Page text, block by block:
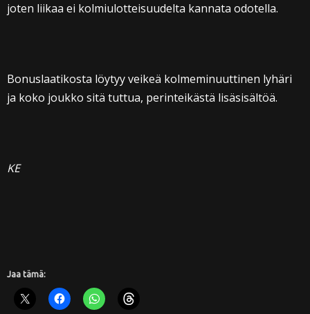
joten liikaa ei kolmiulotteisuudelta kannata odotella.
Bonuslaatikosta löytyy veikeä kolmeminuuttinen lyhäri
ja koko joukko sitä tuttua, perinteikästä lisäsisältöä.
KE
Jaa tämä: